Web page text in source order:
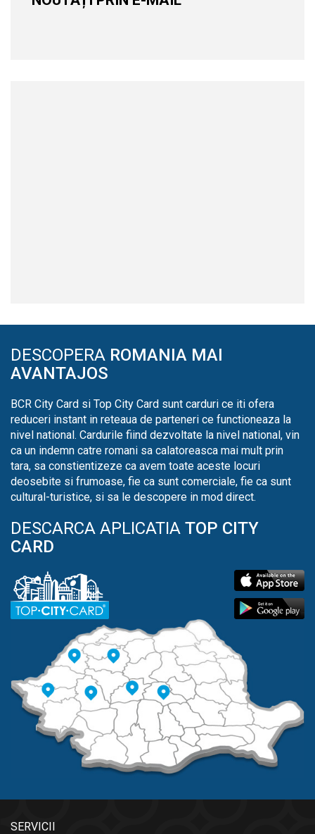
DESCOPERA ROMANIA MAI
AVANTAJOS
BCR City Card si Top City Card sunt carduri ce iti ofera
reduceri instant in reteaua de parteneri ce functioneaza la
nivel national. Cardurile fiind dezvoltate la nivel national, vin
ca un indemn catre romani sa calatoreasca mai mult prin
tara, sa constientizeze ca avem toate aceste locuri
deosebite si frumoase, fie ca sunt comerciale, fie ca sunt
cultural-turistice, si sa le descopere in mod direct.
DESCARCA APLICATIA TOP CITY
CARD
SERVICII